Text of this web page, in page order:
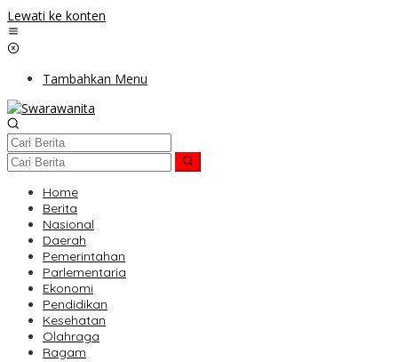
Lewati ke konten
Tambahkan Menu
Home
Berita
Nasional
Daerah
Pemerintahan
Parlementaria
Ekonomi
Pendidikan
Kesehatan
Olahraga
Ragam